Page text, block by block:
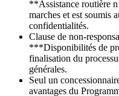
**Assistance routière
marches et est soumis
confidentialités.
Clause de non-
***Disponibilités de
finalisation du
générales.
Seul un
avantages du